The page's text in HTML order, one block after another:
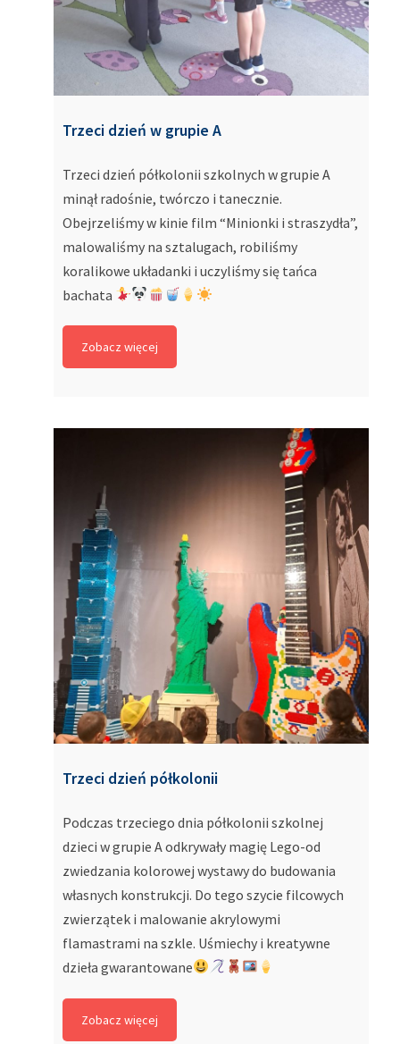
Trzeci dzień w grupie A
Trzeci dzień półkolonii szkolnych w grupie A
minął radośnie, twórczo i tanecznie.
Obejrzeliśmy w kinie film “Minionki i straszydła”,
malowaliśmy na sztalugach, robiliśmy
koralikowe układanki i uczyliśmy się tańca
bachata
Zobacz więcej
Trzeci dzień półkolonii
Podczas trzeciego dnia półkolonii szkolnej
dzieci w grupie A odkrywały magię Lego-od
zwiedzania kolorowej wystawy do budowania
własnych konstrukcji. Do tego szycie filcowych
zwierzątek i malowanie akrylowymi
flamastrami na szkle. Uśmiechy i kreatywne
dzieła gwarantowane
Zobacz więcej